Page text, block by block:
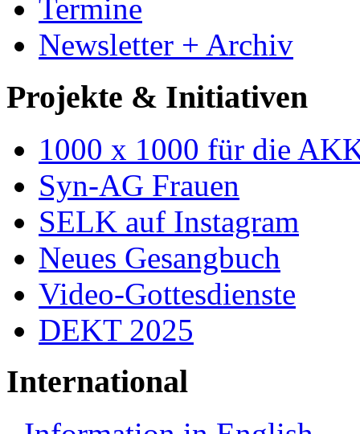
Termine
Newsletter + Archiv
Projekte & Initiativen
1000 x 1000 für die
Syn-AG Frauen
SELK auf Instagram
Neues Gesangbuch
Video-Gottesdienste
DEKT 2025
International